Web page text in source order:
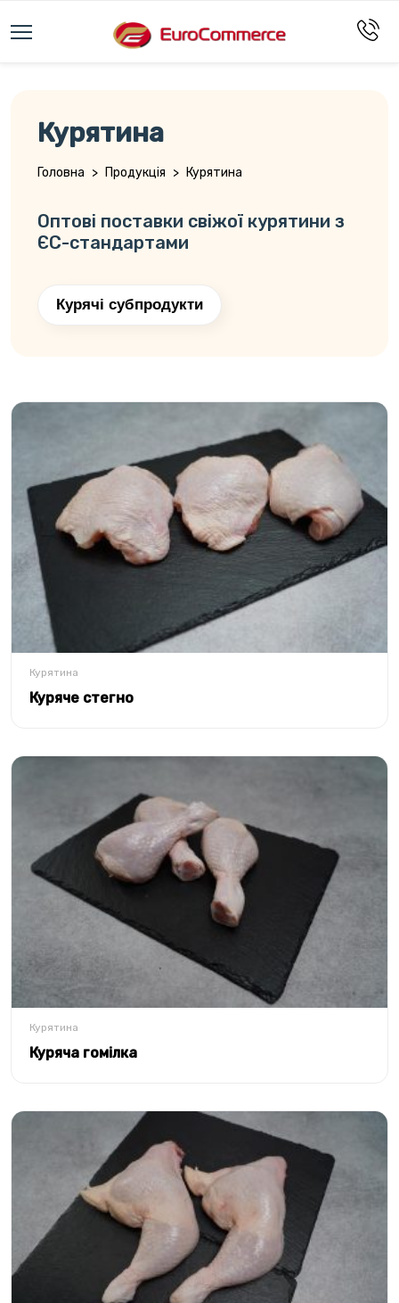
Курятина
Головна > Продукція > Курятина
Оптові поставки свіжої курятини з
ЄС-стандартами
Курячі субпродукти
Курятина
Куряче стегно
Курятина
Куряча гомілка